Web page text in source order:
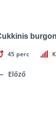
45 perc
Előző